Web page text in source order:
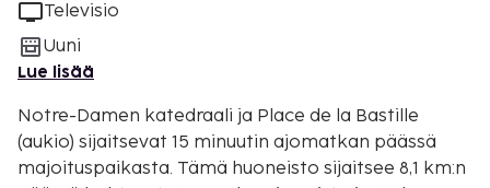
Televisio
Uuni
Lue lisää
Notre-Damen katedraali ja Place de la Bastille
(aukio) sijaitsevat 15 minuutin ajomatkan päässä
majoituspaikasta. Tämä huoneisto sijaitsee 8,1 km:n